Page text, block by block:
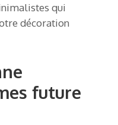
qui
décoration
future